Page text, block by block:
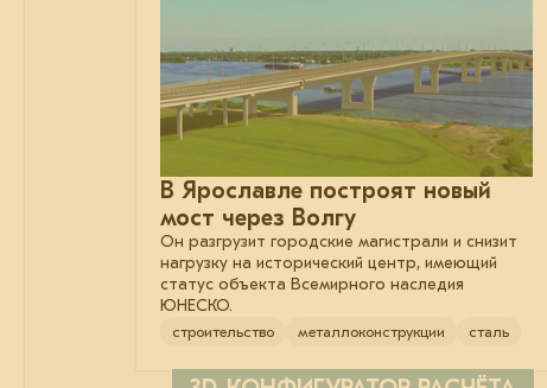
В Ярославле построят новый
мост через Волгу
Он разгрузит городские магистрали и снизит
нагрузку на исторический центр, имеющий
статус объекта Всемирного наследия
ЮНЕСКО.
строительство металлоконструкции сталь